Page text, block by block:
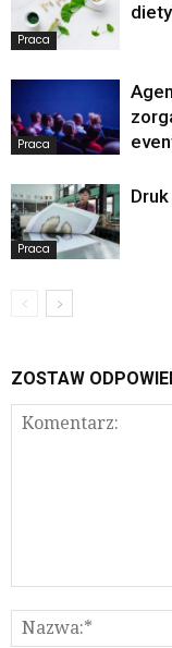
Praca
Praca
Praca
ZOSTAW